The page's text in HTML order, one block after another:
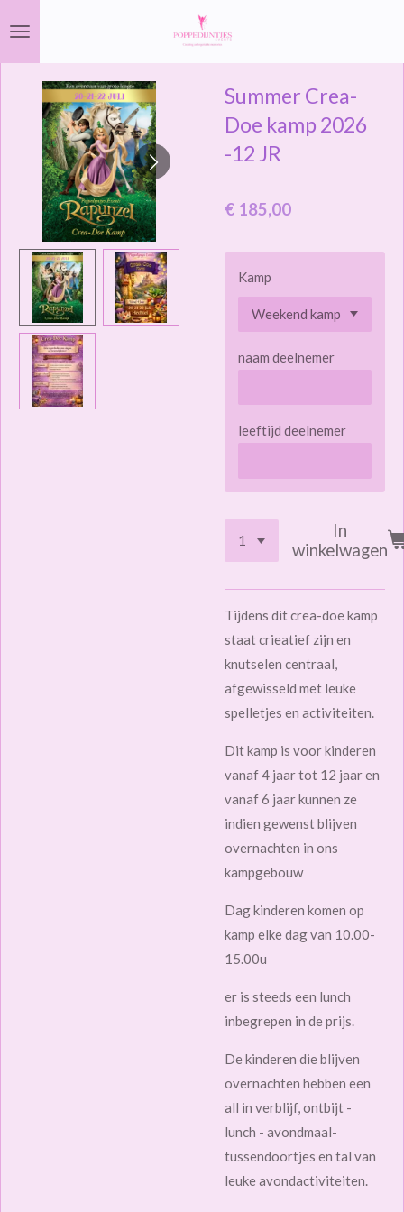
hoofdinhoud
Summer Crea-
Doe kamp 2026
-12 JR
€ 185,00
Kamp
naam deelnemer
leeftijd deelnemer
In
winkelwagen
Tijdens dit crea-doe kamp
staat crieatief zijn en
knutselen centraal,
afgewisseld met leuke
spelletjes en activiteiten.
Dit kamp is voor kinderen
vanaf 4 jaar tot 12 jaar en
vanaf 6 jaar kunnen ze
indien gewenst blijven
overnachten in ons
kampgebouw
Dag kinderen komen op
kamp elke dag van 10.00-
15.00u
er is steeds een lunch
inbegrepen in de prijs.
De kinderen die blijven
overnachten hebben een
all in verblijf, ontbijt -
lunch - avondmaal-
tussendoortjes en tal van
leuke avondactiviteiten.